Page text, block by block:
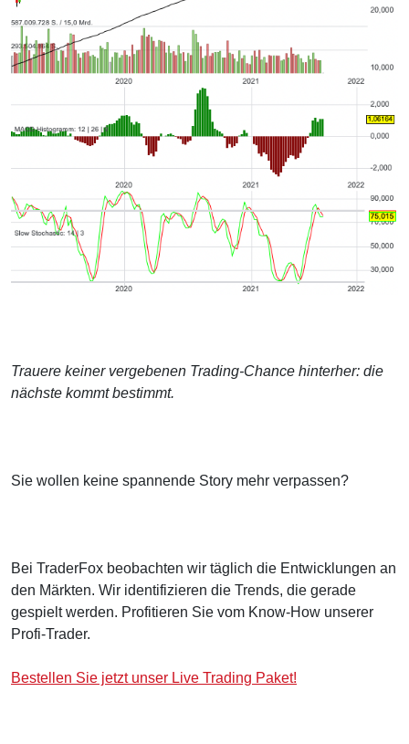
Trauere keiner vergebenen Trading-Chance hinterher: die
nächste kommt bestimmt.
Sie wollen keine spannende Story mehr verpassen?
Bei TraderFox beobachten wir täglich die Entwicklungen an
den Märkten. Wir identifizieren die Trends, die gerade
gespielt werden. Profitieren Sie vom Know-How unserer
Profi-Trader.
Bestellen Sie jetzt unser Live Trading Paket!